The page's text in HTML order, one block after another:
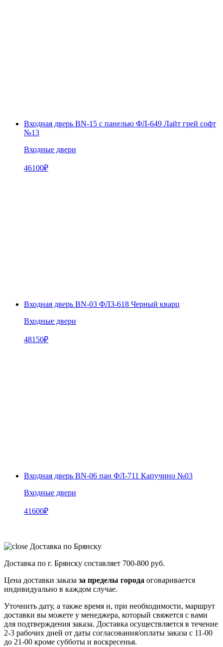
Входная дверь BN-15 с панелью ФЛ-649 Лайт грей софт
№13
Входные двери
46100₽
Входная дверь BN-03 ФЛЗ-618 Черный кварц
Входные двери
48150₽
Входная дверь BN-06 пан ФЛ-711 Капучино №03
Входные двери
41600₽
Доставка по Брянску
Доставка по г. Брянску составляет 700-800 руб.
Цена доставки заказа за пределы города оговаривается
индивидуально в каждом случае.
Уточнить дату, а также время и, при необходимости, маршрут
доставки вы можете у менеджера, который свяжется с вами
для подтверждения заказа. Доставка осуществляется в течение
2-3 рабочих дней от даты согласования/оплаты заказа с 11-00
до 21-00 кроме субботы и воскресенья.